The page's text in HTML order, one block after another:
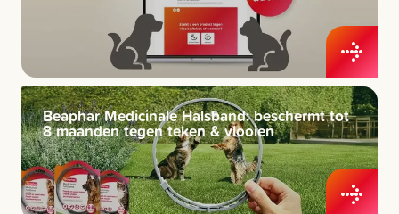
Beaphar Medicinale Halsband: beschermt tot
8 maanden tegen teken & vlooien